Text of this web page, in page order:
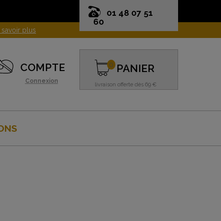
01 48 07 51
60
COMPTE
Connexion
PANIER
livraison offerte dès 69 €
0